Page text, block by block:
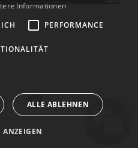
CZECH
ESTONIAN
FINNISH
Informationen
PERFORMANCE
ALLE ABLEHNEN
ANZEIGEN